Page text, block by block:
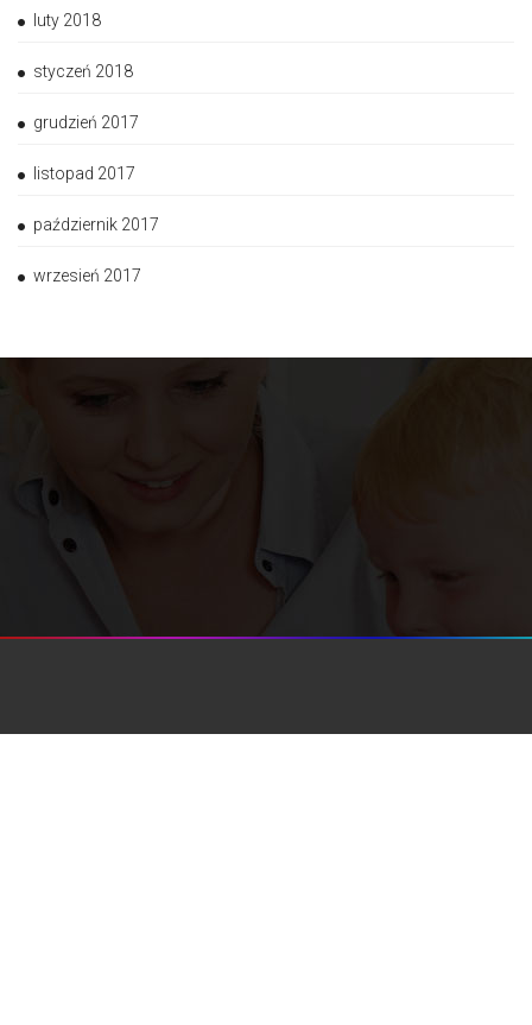
luty 2018
styczeń 2018
grudzień 2017
listopad 2017
październik 2017
wrzesień 2017